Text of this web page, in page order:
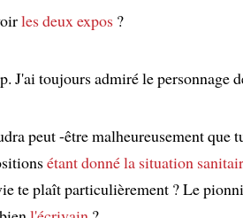
les deux expos ?
J'ai toujours admiré le personnage
peut -être malheureusement que
étant donné la situation
te plaît particulièrement ? Le